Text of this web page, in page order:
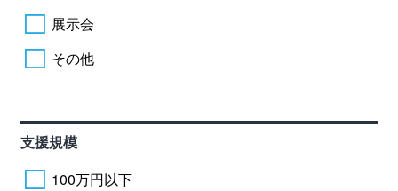
展示会
その他
支援規模
100万円以下